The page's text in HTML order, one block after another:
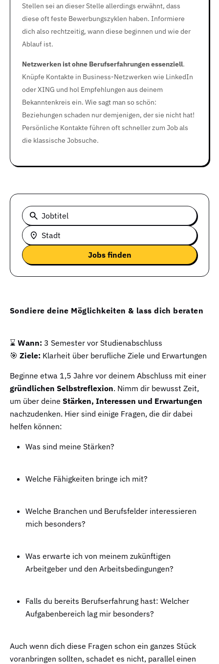
Stellen sei an dieser Stelle allerdings erwähnt, dass
diese oft feste Bewerbungszyklen haben. Informiere
dich also rechtzeitig, wann diese beginnen und wie der
Ablauf ist.
Netzwerken ist ohne Berufserfahrungen essenziell.
Knüpfe Kontakte in Business-Netzwerken wie LinkedIn
oder XING und hol Empfehlungen aus deinem
Bekanntenkreis ein. Wie sagt man so schön:
Beziehungen schaden nur demjenigen, der sie nicht hat!
Persönliche Kontakte führen oft schneller zum Job als
die klassische Jobsuche.
Jobtitel
Stadt
Sondiere deine Möglichkeiten & lass dich beraten
⌛ Wann: 3 Semester vor Studienabschluss
🎯 Ziele: Klarheit über berufliche Ziele und Erwartungen
Beginne etwa 1,5 Jahre vor deinem Abschluss mit einer
gründlichen Selbstreflexion. Nimm dir bewusst Zeit,
um über deine Stärken, Interessen und Erwartungen
nachzudenken. Hier sind einige Fragen, die dir dabei
helfen können:
Was sind meine Stärken?
Welche Fähigkeiten bringe ich mit?
Welche Branchen und Berufsfelder interessieren
mich besonders?
Was erwarte ich von meinem zukünftigen
Arbeitgeber und den Arbeitsbedingungen?
Falls du bereits Berufserfahrung hast: Welcher
Aufgabenbereich lag mir besonders?
Auch wenn dich diese Fragen schon ein ganzes Stück
voranbringen sollten, schadet es nicht, parallel einen